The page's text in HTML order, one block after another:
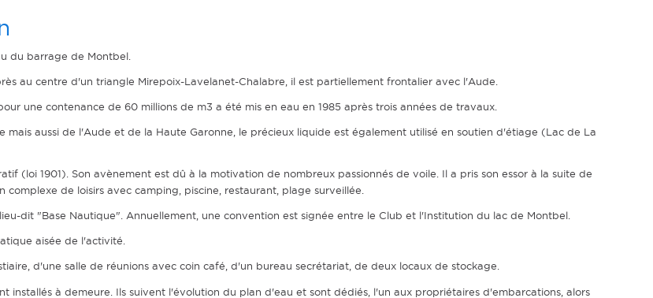
du barrage de Montbel.
au centre d'un triangle Mirepoix-Lavelanet-Chalabre, il est partiellement frontalier avec l'Aude.
une contenance de 60 millions de m3 a été mis en eau en 1985 après trois années de travaux.
aussi de l'Aude et de la Haute Garonne, le précieux liquide est également utilisé en soutien d'étiage (Lac de La
(loi 1901). Son avènement est dû à la motivation de nombreux passionnés de voile. Il a pris son essor à la suite de
de loisirs avec camping, piscine, restaurant, plage surveillée.
dit "Base Nautique". Annuellement, une convention est signée entre le Club et l'Institution du lac de Montbel.
aisée de l'activité.
d'une salle de réunions avec coin café, d'un bureau secrétariat, de deux locaux de stockage.
installés à demeure. Ils suivent l'évolution du plan d'eau et sont dédiés, l'un aux propriétaires d'embarcations, alors